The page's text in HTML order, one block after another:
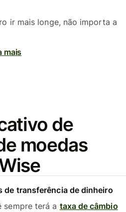
ir mais longe, não importa a
mais
de
moedas
de transferência de dinheiro
sempre terá a taxa de câmbio